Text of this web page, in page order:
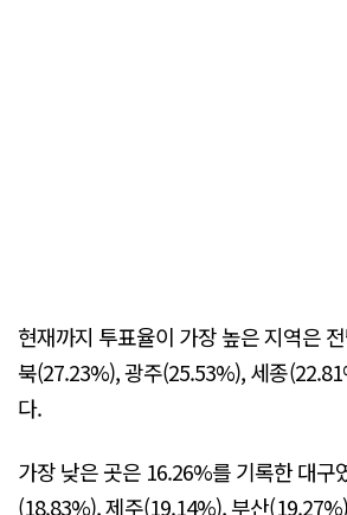
현재까지 투표율이 가장 높은 지역은
북(27.23%), 광주(25.53%), 세종
다.
가장 낮은 곳은 16.26%를 기록한 대구
(18.83%), 제주(19.14%), 부산